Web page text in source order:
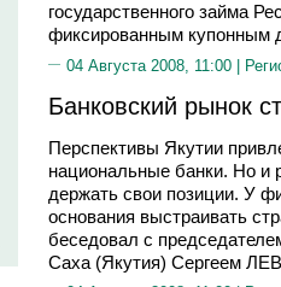
государственного займа
фиксированным купонным
04 Августа 2008, 11:00 |
Банковский рынок
Перспективы Якутии
национальные банки. Но и
держать свои позиции. У
основания выстраивать
беседовал с
Саха (Якутия) Сергеем